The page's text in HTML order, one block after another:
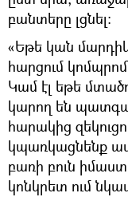
բանտերը լցնել։
«Եթե կան
հարցում
Կամ էլ եթե
կարող են
հարակից
կպառկացնենք
բառի բուն
կոնկրետ ում